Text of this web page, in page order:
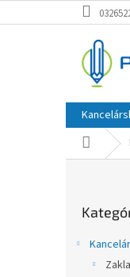
na
Domov
kategórie